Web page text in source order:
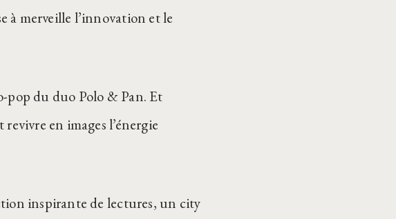
à merveille l’innovation et le
pop du duo Polo & Pan. Et
en images l’énergie
inspirante de lectures, un city